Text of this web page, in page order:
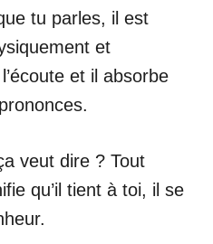
tu parles, il est
et
et il absorbe
veut dire ? Tout
qu’il tient à toi, il se